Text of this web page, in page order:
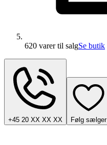
620 varertil salgSe butik
+45 20 XX XX XX Følg sælger